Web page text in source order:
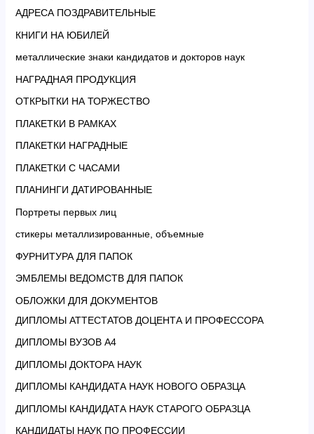
АДРЕСА ПОЗДРАВИТЕЛЬНЫЕ
КНИГИ НА ЮБИЛЕЙ
металлические знаки кандидатов и докторов наук
НАГРАДНАЯ ПРОДУКЦИЯ
ОТКРЫТКИ НА ТОРЖЕСТВО
ПЛАКЕТКИ В РАМКАХ
ПЛАКЕТКИ НАГРАДНЫЕ
ПЛАКЕТКИ С ЧАСАМИ
ПЛАНИНГИ ДАТИРОВАННЫЕ
Портреты первых лиц
стикеры металлизированные, объемные
ФУРНИТУРА ДЛЯ ПАПОК
ЭМБЛЕМЫ ВЕДОМСТВ ДЛЯ ПАПОК
ОБЛОЖКИ ДЛЯ ДОКУМЕНТОВ
ДИПЛОМЫ АТТЕСТАТОВ ДОЦЕНТА И ПРОФЕССОРА
ДИПЛОМЫ ВУЗОВ А4
ДИПЛОМЫ ДОКТОРА НАУК
ДИПЛОМЫ КАНДИДАТА НАУК НОВОГО ОБРАЗЦА
ДИПЛОМЫ КАНДИДАТА НАУК СТАРОГО ОБРАЗЦА
КАНДИДАТЫ НАУК ПО ПРОФЕССИИ